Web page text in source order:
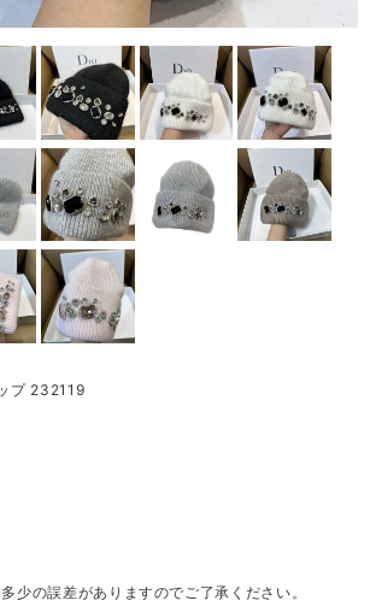
プ 232119
少の誤差がありますのでご了承ください。